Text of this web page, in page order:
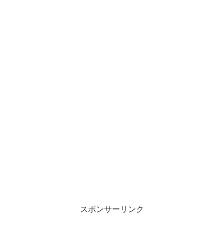
スポンサーリンク